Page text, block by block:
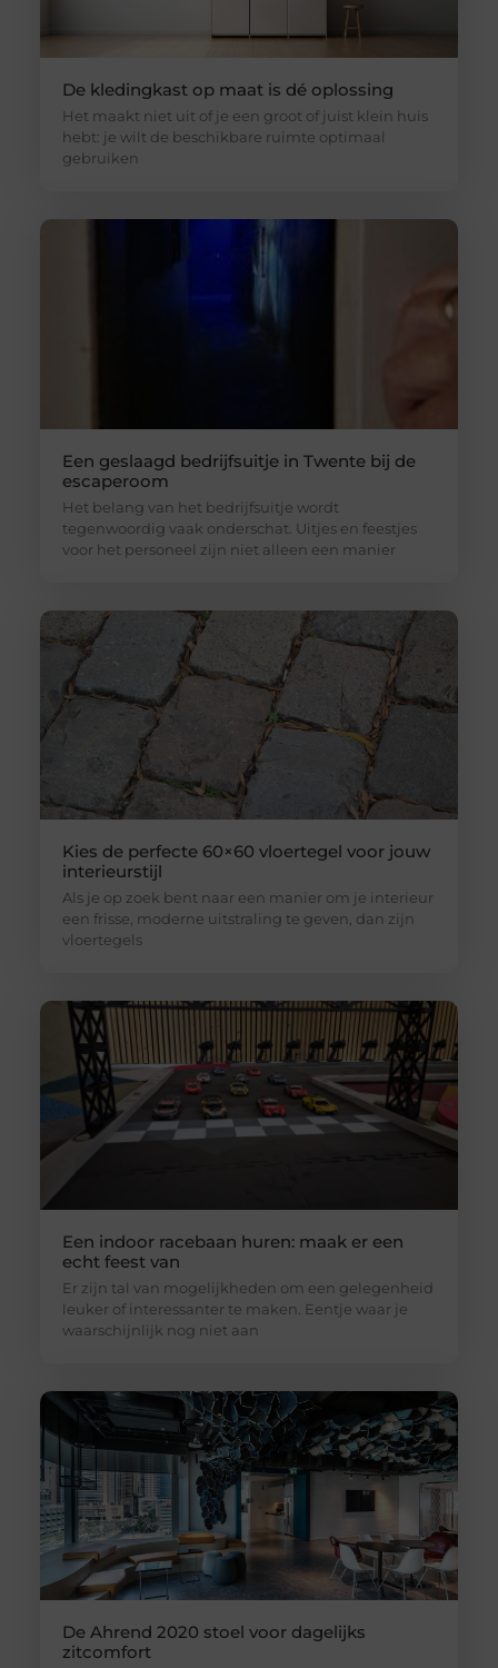
De kledingkast op maat is dé oplossing
Het maakt niet uit of je een groot of juist klein huis
hebt: je wilt de beschikbare ruimte optimaal
gebruiken
Een geslaagd bedrijfsuitje in Twente bij de
escaperoom
Het belang van het bedrijfsuitje wordt
tegenwoordig vaak onderschat. Uitjes en feestjes
voor het personeel zijn niet alleen een manier
Kies de perfecte 60×60 vloertegel voor jouw
interieurstijl
Als je op zoek bent naar een manier om je interieur
een frisse, moderne uitstraling te geven, dan zijn
vloertegels
Een indoor racebaan huren: maak er een
echt feest van
Er zijn tal van mogelijkheden om een gelegenheid
leuker of interessanter te maken. Eentje waar je
waarschijnlijk nog niet aan
De Ahrend 2020 stoel voor dagelijks
zitcomfort